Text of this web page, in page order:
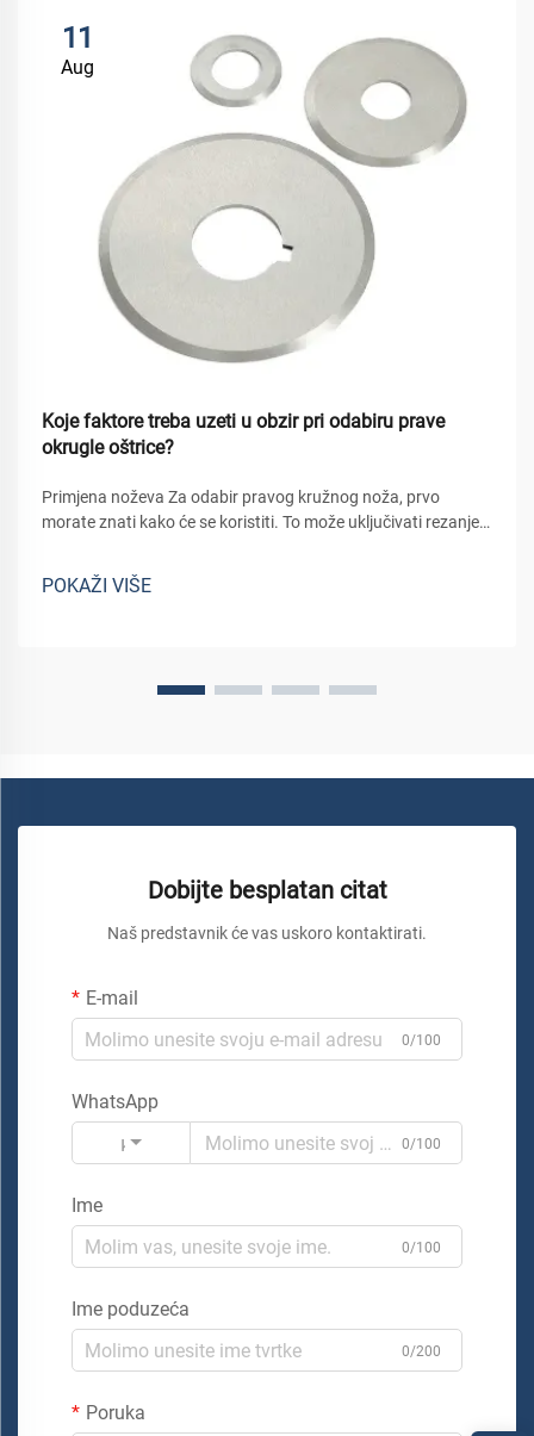
11
Aug
Koje faktore treba uzeti u obzir pri odabiru prave
okrugle oštrice?
Primjena noževa Za odabir pravog kružnog noža, prvo
morate znati kako će se koristiti. To može uključivati rezanje
određeni tip noža. Na primjer: noževi koji se koriste za rezanje
uz...
POKAŽI VIŠE
Dobijte besplatan citat
Naš predstavnik će vas uskoro kontaktirati.
E-mail
0/100
WhatsApp
Kod
0/100
Ime
0/100
Ime poduzeća
0/200
Poruka